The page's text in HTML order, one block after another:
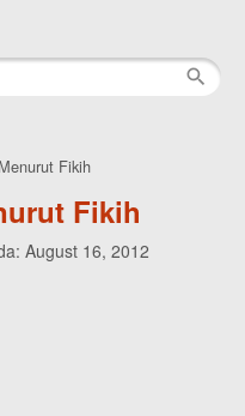
Fikih
Fikih
August 16, 2012